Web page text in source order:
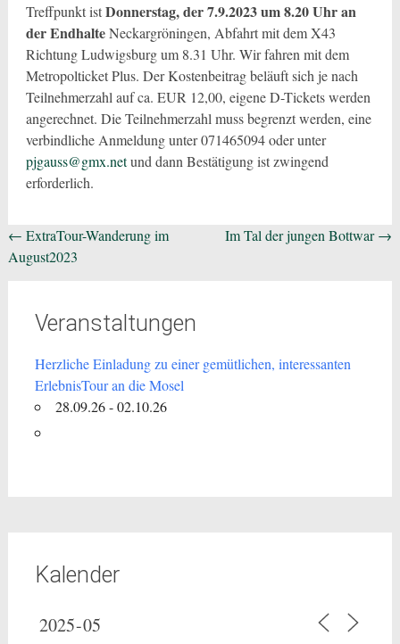
Treffpunkt istDonnerstag, der 7.9.2023 um 8.20 Uhr an
der EndhalteNeckargröningen, Abfahrt mit dem X43
Richtung Ludwigsburg um 8.31 Uhr. Wir fahren mit dem
Metropolticket Plus. Der Kostenbeitrag beläuft sich je nach
Teilnehmerzahl auf ca. EUR 12,00, eigene D-Tickets werden
angerechnet. Die Teilnehmerzahl muss begrenzt werden, eine
verbindliche Anmeldung unter 071465094 oder unter
pjgauss@gmx.netund dann Bestätigung ist zwingend
erforderlich.
Beitragsnavigation
← ExtraTour-Wanderung im
August2023
Im Tal der jungen Bottwar→
Veranstaltungen
Herzliche Einladung zu einer gemütlichen, interessanten
ErlebnisTour an die Mosel
28.09.26 - 02.10.26
Kalender